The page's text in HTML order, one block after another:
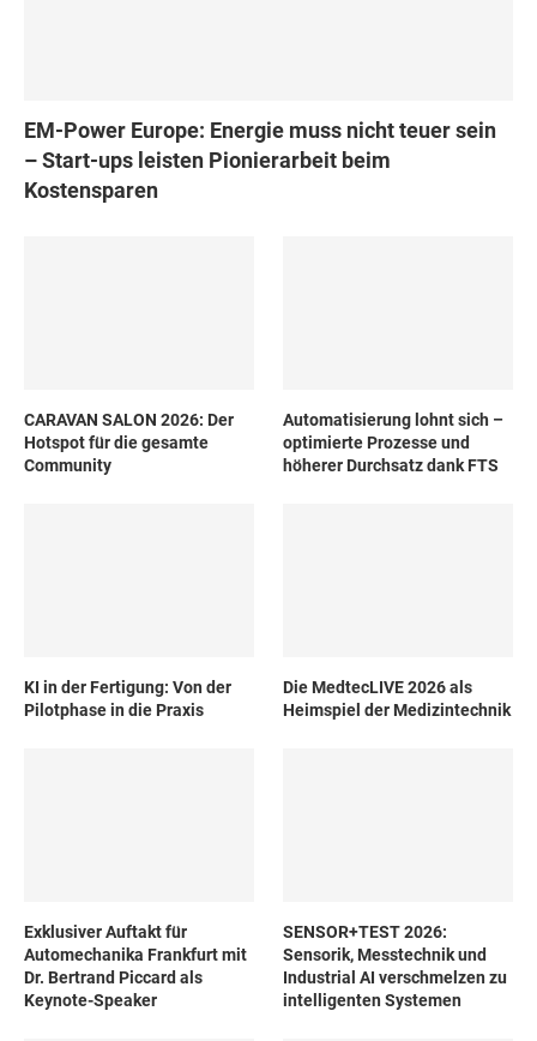
EM-Power Europe: Energie muss nicht teuer sein
– Start-ups leisten Pionierarbeit beim
Kostensparen
CARAVAN SALON 2026: Der
Hotspot für die gesamte
Community
Automatisierung lohnt sich –
optimierte Prozesse und
höherer Durchsatz dank FTS
KI in der Fertigung: Von der
Pilotphase in die Praxis
Die MedtecLIVE 2026 als
Heimspiel der Medizintechnik
Exklusiver Auftakt für
Automechanika Frankfurt mit
Dr. Bertrand Piccard als
Keynote-Speaker
SENSOR+TEST 2026:
Sensorik, Messtechnik und
Industrial AI verschmelzen zu
intelligenten Systemen